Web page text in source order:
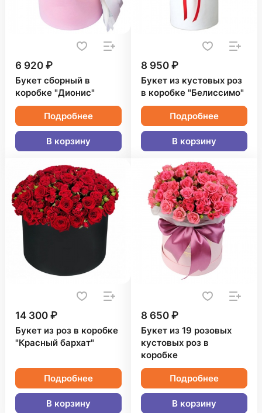
6 920 ₽
Букет сборный в
коробке "Дионис"
Подробнее
В корзину
8 950 ₽
Букет из кустовых роз
в коробке "Белиссимо"
Подробнее
В корзину
14 300 ₽
Букет из роз в коробке
"Красный бархат"
Подробнее
В корзину
8 650 ₽
Букет из 19 розовых
кустовых роз в
коробке
Подробнее
В корзину